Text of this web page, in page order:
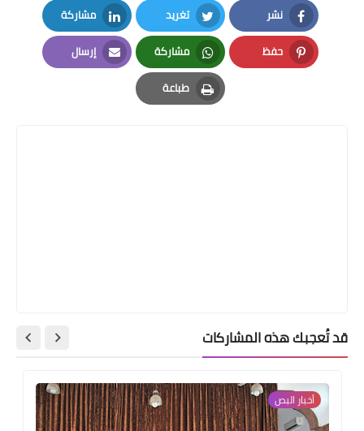
نشر
Facebook
تغريد
Twitter
مشاركة
LinkedIn
حفظ
Pinterest
مشاركة
Whatsapp
إرسال
Email
طباعة
Print
قد تُعجبك هذه المشاركات
أخبار البص